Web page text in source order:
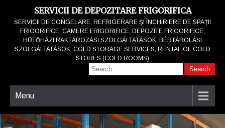
SERVICII DE DEPOZITARE FRIGORIFICA
SERVICII DE CONGELARE, REFRIGERARE ŞI ÎNCHIRIERE DE SPAŢII
FRIGORIFICE, CAMERE FRIGORIFICE, DEPOZITE FRIGORIFICE,
HŰTŐHÁZI RAKTÁROZÁSI SZOLGÁLTATÁSOK, BÉRTÁROLÁSI
SZOLGÁLTATÁSOK, COLD STORAGE SERVICES, RENTAL OF COLD
STORES (COLD ROOMS)
Menu